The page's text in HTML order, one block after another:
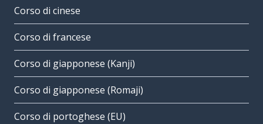
Corso di cinese
Corso di francese
Corso di giapponese (Kanji)
Corso di giapponese (Romaji)
Corso di portoghese (EU)